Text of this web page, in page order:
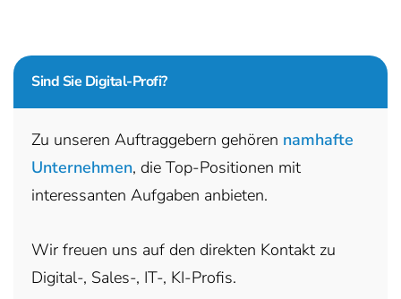
Sind Sie Digital-Profi?
Zu unseren Auftraggebern gehören namhafte
Unternehmen, die Top-Positionen mit
interessanten Aufgaben anbieten.
Wir freuen uns auf den direkten Kontakt zu
Digital-, Sales-, IT-, KI-Profis.